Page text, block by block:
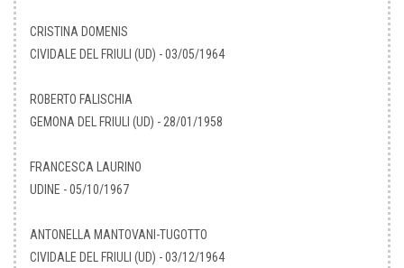
CRISTINA DOMENIS
CIVIDALE DEL FRIULI (UD) - 03/05/1964
ROBERTO FALISCHIA
GEMONA DEL FRIULI (UD) - 28/01/1958
FRANCESCA LAURINO
UDINE - 05/10/1967
ANTONELLA MANTOVANI-TUGOTTO
CIVIDALE DEL FRIULI (UD) - 03/12/1964